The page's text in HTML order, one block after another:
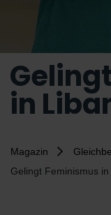
in
Magazin
Gelingt Feminismus